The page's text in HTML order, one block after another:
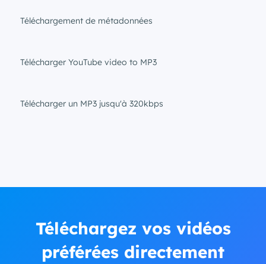
Téléchargement de métadonnées
Télécharger YouTube video to MP3
Télécharger un MP3 jusqu'à 320kbps
Téléchargez vos vidéos
préférées directement